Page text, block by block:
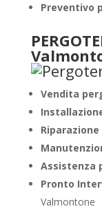
Preventivo
Vendita
Assistenza
Pronto
Valmontone